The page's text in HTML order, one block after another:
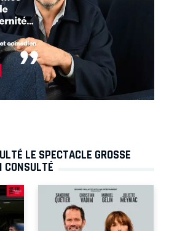
LE SPECTACLE GROSSE
CONSULTÉ